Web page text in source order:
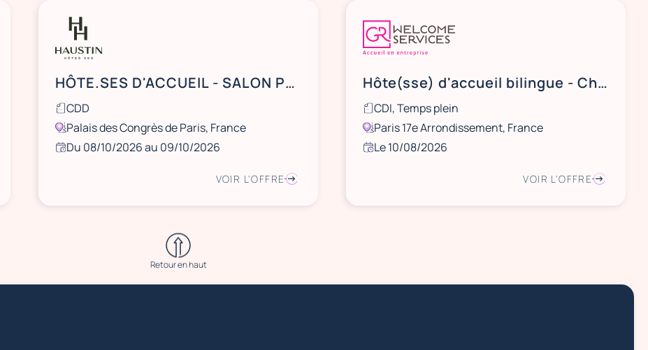
HÔTE.SES D'ACCUEIL - SALON PRODURABLE - Palais des Congrès de Paris
CDD
Palais des Congrès de Paris, France
Du 08/10/2026 au 09/10/2026
VOIR L'OFFRE
Hôte(sse) d'accueil bilingue - Chambre de Commerce Internationale
CDI, Temps plein
Paris 17e Arrondissement, France
Le 10/08/2026
VOIR L'OFFRE
Retour en haut